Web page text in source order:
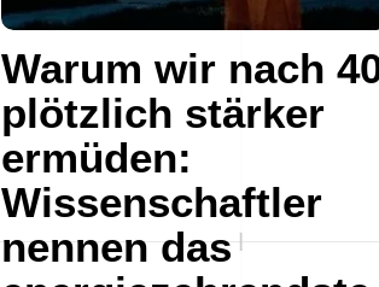
Warum wir nach
plötzlich stärker
ermüden:
Wissenschaftler
nennen das